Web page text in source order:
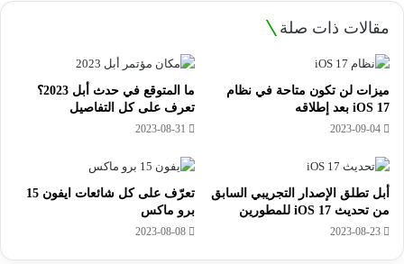
مقالات ذات صلة
ميزات لن تكون متاحة في نظام
iOS 17 بعد إطلاقه
2023-09-04
ما المتوقع في حدث أبل 2023؟
تعرف على كل التفاصيل
2023-08-31
أبل تطلق الإصدار التجريبي السابق
من تحديث iOS 17 للمطورين
2023-08-23
تعرّف على كل شائعات ايفون 15
برو ماكس
2023-08-08